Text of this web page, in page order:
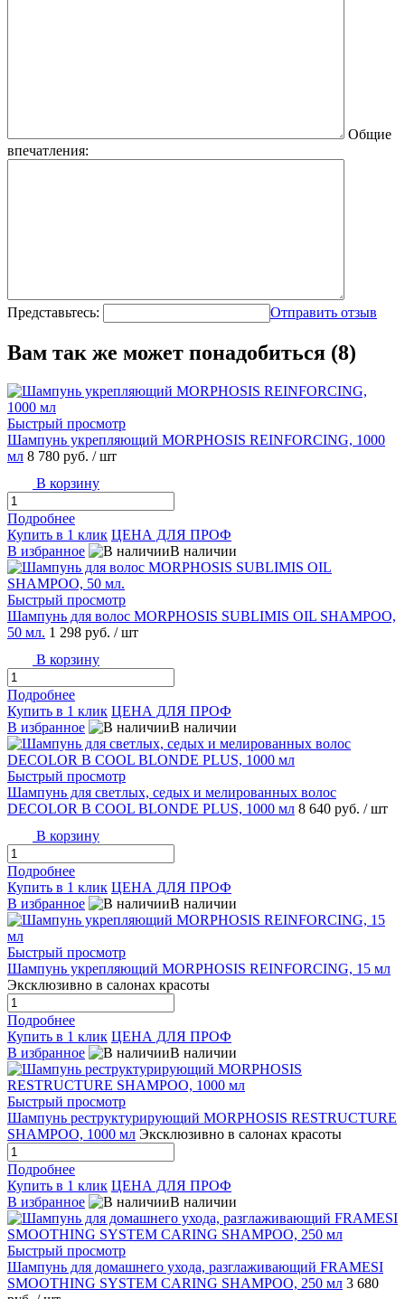
Общие
впечатления:
Представьтесь: Отправить отзыв
Вам так же может понадобиться (8)
Быстрый просмотр
Шампунь укрепляющий MORPHOSIS REINFORCING, 1000
мл 8 780 руб. / шт
В корзину
Подробнее
Купить в 1 клик ЦЕНА ДЛЯ ПРОФ
В избранное
В наличии
Быстрый просмотр
Шампунь для волос MORPHOSIS SUBLIMIS OIL SHAMPOO,
50 мл. 1 298 руб. / шт
В корзину
Подробнее
Купить в 1 клик ЦЕНА ДЛЯ ПРОФ
В избранное
В наличии
Быстрый просмотр
Шампунь для светлых, седых и мелированных волос
DECOLOR B COOL BLONDE PLUS, 1000 мл 8 640 руб. / шт
В корзину
Подробнее
Купить в 1 клик ЦЕНА ДЛЯ ПРОФ
В избранное
В наличии
Быстрый просмотр
Шампунь укрепляющий MORPHOSIS REINFORCING, 15 мл
Эксклюзивно в салонах красоты
Подробнее
Купить в 1 клик ЦЕНА ДЛЯ ПРОФ
В избранное
В наличии
Быстрый просмотр
Шампунь реструктурирующий MORPHOSIS RESTRUCTURE
SHAMPOO, 1000 мл Эксклюзивно в салонах красоты
Подробнее
Купить в 1 клик ЦЕНА ДЛЯ ПРОФ
В избранное
В наличии
Быстрый просмотр
Шампунь для домашнего ухода, разглаживающий FRAMESI
SMOOTHING SYSTEM CARING SHAMPOO, 250 мл 3 680